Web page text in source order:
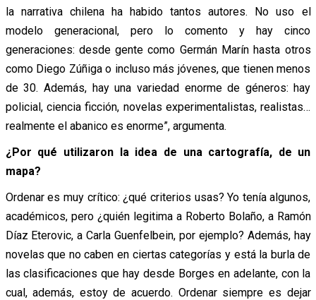
la narrativa chilena ha habido tantos autores. No uso el
modelo generacional, pero lo comento y hay cinco
generaciones: desde gente como Germán Marín hasta otros
como Diego Zúñiga o incluso más jóvenes, que tienen menos
de 30. Además, hay una variedad enorme de géneros: hay
policial, ciencia ficción, novelas experimentalistas, realistas…
realmente el abanico es enorme”, argumenta.
¿Por qué utilizaron la idea de una cartografía, de un
mapa?
Ordenar es muy crítico: ¿qué criterios usas? Yo tenía algunos,
académicos, pero ¿quién legitima a Roberto Bolaño, a Ramón
Díaz Eterovic, a Carla Guenfelbein, por ejemplo? Además, hay
novelas que no caben en ciertas categorías y está la burla de
las clasificaciones que hay desde Borges en adelante, con la
cual, además, estoy de acuerdo. Ordenar siempre es dejar